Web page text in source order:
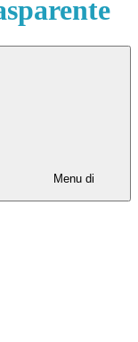
Menu di